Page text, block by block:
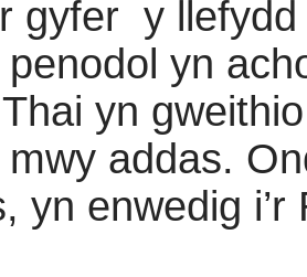
gyfer y
penodol yn
yn
addas.
yn enwedig i’r